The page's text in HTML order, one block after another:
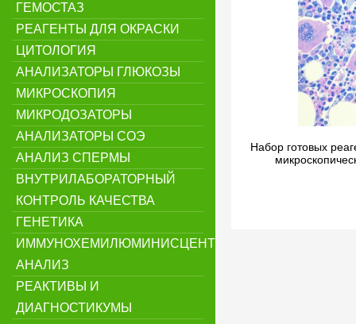
ГЕМОСТАЗ
РЕАГЕНТЫ ДЛЯ ОКРАСКИ
ЦИТОЛОГИЯ
АНАЛИЗАТОРЫ ГЛЮКОЗЫ
МИКРОСКОПИЯ
МИКРОДОЗАТОРЫ
АНАЛИЗАТОРЫ СОЭ
АНАЛИЗ СПЕРМЫ
ВНУТРИЛАБОРАТОРНЫЙ
КОНТРОЛЬ КАЧЕСТВА
ГЕНЕТИКА
ИММУНОХЕМИЛЮМИНИСЦЕНТНЫЙ
АНАЛИЗ
РЕАКТИВЫ И
ДИАГНОСТИКУМЫ
Набор готовых